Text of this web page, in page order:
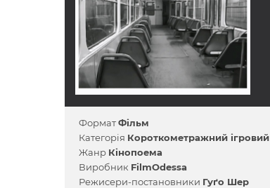
ФорматФільм
Категорія Короткометражний ігровий
Жанр Кінопоема
Виробник FilmOdessa
Режисери-постановники Гуґо Шер